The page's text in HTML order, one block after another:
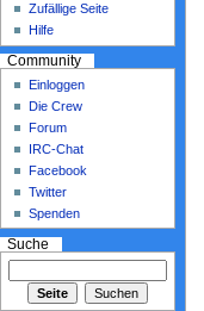
Zufällige Seite
Hilfe
Community
Einloggen
Die Crew
Forum
IRC-Chat
Facebook
Twitter
Spenden
Suche